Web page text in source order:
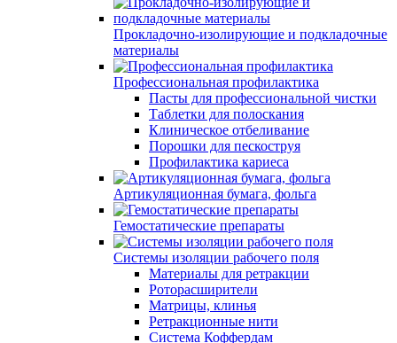
Прокладочно-изолирующие и подкладочные
материалы
Профессиональная профилактика
Пасты для профессиональной чистки
Таблетки для полоскания
Клиническое отбеливание
Порошки для пескоструя
Профилактика кариеса
Артикуляционная бумага, фольга
Гемостатические препараты
Системы изоляции рабочего поля
Материалы для ретракции
Роторасширители
Матрицы, клинья
Ретракционные нити
Система Коффердам